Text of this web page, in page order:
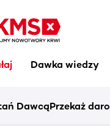
Dawka wiedzy
DawcąPrzekaż